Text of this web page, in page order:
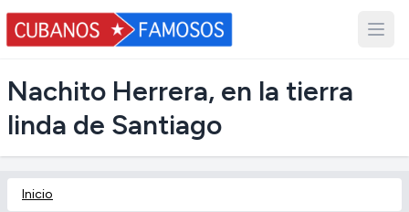
Nachito Herrera, en la tierra
linda de Santiago
Inicio